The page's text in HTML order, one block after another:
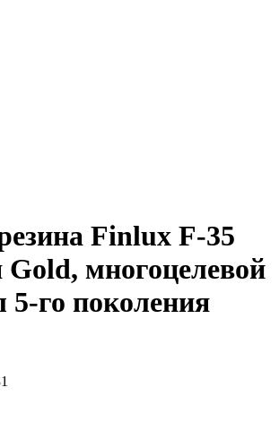
Finlux F-35
Gold, многоцелевой
5-го поколения